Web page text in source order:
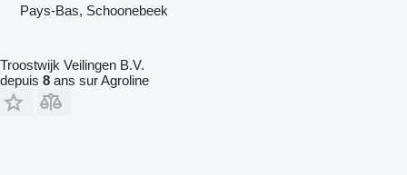
Pays-Bas, Schoonebeek
Troostwijk Veilingen B.V.
depuis 8 ans sur Agroline